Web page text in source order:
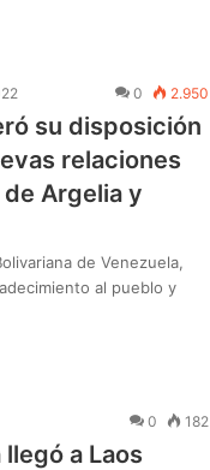
0 2.950
su disposición
relaciones
Argelia y
de Venezuela,
al pueblo y
0 182
a Laos